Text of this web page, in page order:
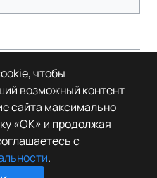
11 октября 2025
танков», «Мир кораблей», Tanks
третьих лиц. Все
принадлежат их законным
Леста Wiki
чтобы
возможный контент
сайта максимально
«OK» и продолжая
с
.